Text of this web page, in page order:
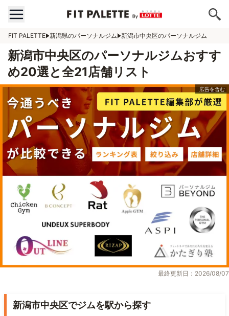
FIT PALETTE 新潟県のパーソナルジム 新潟市中央区のパーソナルジム
新潟市中央区のパーソナルジムおすす
め20選と全21店舗リスト
最終更新日：2026/08/07
新潟市中央区でジムを駅から探す